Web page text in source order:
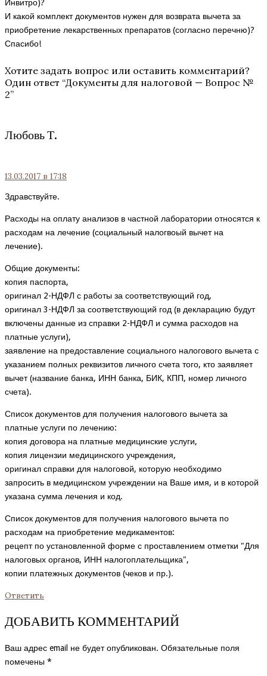
Инвитро)?
И какой комплект документов нужен для возврата вычета за
приобретение лекарственных препаратов (согласно перечню)?
Спасибо!
Хотите задать вопрос или оставить комментарий?
Один ответ “Документы для налоговой — Вопрос №
2”
Любовь Т.
13.03.2017 в 17:18
Здравствуйте.
Расходы на оплату анализов в частной лаборатории относятся к
расходам на лечение (социальный налогвоый вычет на
лечение).
Общие документы:
копия паспорта,
оригинал 2-НДФЛ с работы за соответствующий год,
оригинал 3-НДФЛ за соответствующий год (в декларацию будут
включены данные из справки 2-НДФЛ и сумма расходов на
платные услуги),
заявление на предоставление социального налогового вычета с
указанием полных реквизитов личного счета того, кто заявляет
вычет (название банка, ИНН банка, БИК, КПП, номер личного
счета).
Список документов для получения налогового вычета за
платные услуги по лечению:
копия договора на платные медицинские услуги,
копия лицензии медицинского учреждения,
оригинал справки для налоговой, которую необходимо
запросить в медицинском учреждении на Ваше имя, и в которой
указана сумма лечения и код.
Список документов для получения налогового вычета по
расходам на приобретение медикаментов:
рецепт по установленной форме с проставлением отметки "Для
налоговых органов, ИНН налогоплательщика",
копии платежных документов (чеков и пр.).
Ответить
ДОБАВИТЬ КОММЕНТАРИЙ
Ваш адрес email не будет опубликован. Обязательные поля
помечены *